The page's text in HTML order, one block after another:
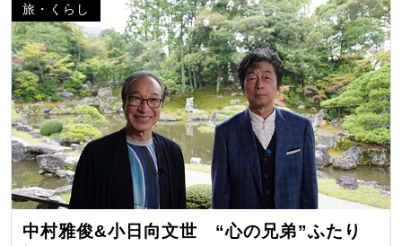
旅・くらし
中村雅俊&小日向文世 “心の兄弟”ふたり